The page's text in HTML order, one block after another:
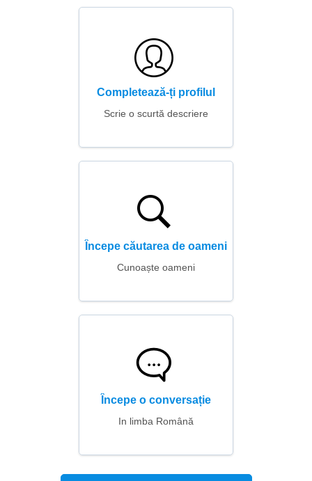
Completează-ți profilul
Scrie o scurtă descriere
Începe căutarea de oameni
Cunoaște oameni
Începe o conversație
In limba Română